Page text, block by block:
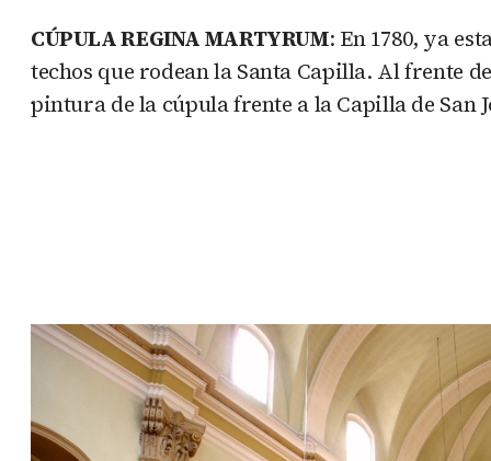
CÚPULA REGINA MARTYRUM: En 1780, ya
techos que rodean la Santa Capilla. Al frente
pintura de la cúpula frente a la Capilla de